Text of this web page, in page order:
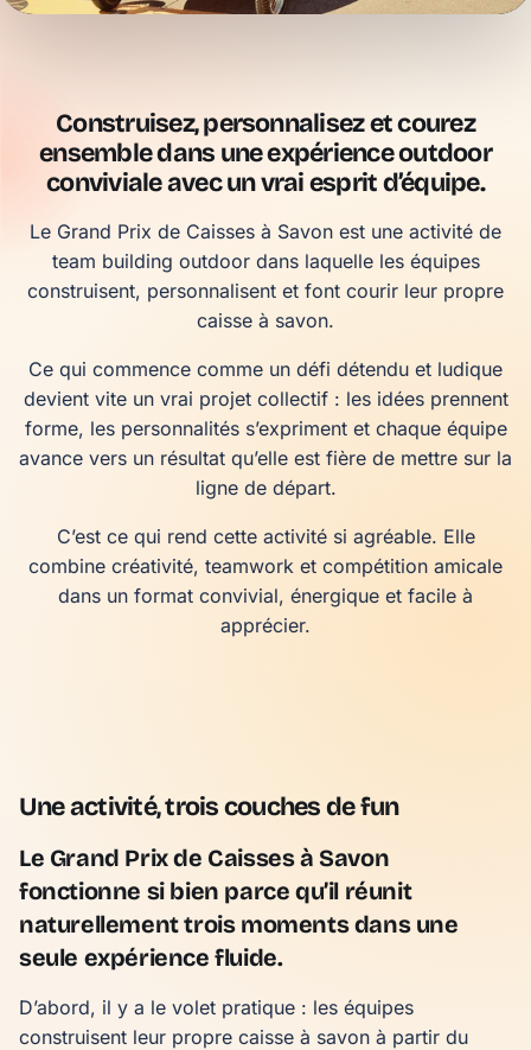
Construisez, personnalisez et courez
ensemble dans une expérience outdoor
conviviale avec un vrai esprit d’équipe.
Le Grand Prix de Caisses à Savon est une activité de
team building outdoor dans laquelle les équipes
construisent, personnalisent et font courir leur propre
caisse à savon.
Ce qui commence comme un défi détendu et ludique
devient vite un vrai projet collectif : les idées prennent
forme, les personnalités s’expriment et chaque équipe
avance vers un résultat qu’elle est fière de mettre sur la
ligne de départ.
C’est ce qui rend cette activité si agréable. Elle
combine créativité, teamwork et compétition amicale
dans un format convivial, énergique et facile à
apprécier.
Une activité, trois couches de fun
Le Grand Prix de Caisses à Savon
fonctionne si bien parce qu’il réunit
naturellement trois moments dans une
seule expérience fluide.
D’abord, il y a le volet pratique : les équipes
construisent leur propre caisse à savon à partir du